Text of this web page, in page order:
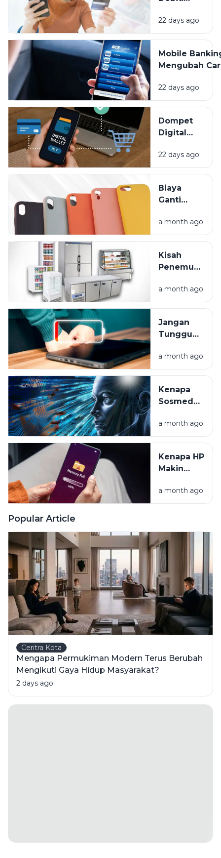
untuk
Tagihan,
Jangan
Sampai
Dipantau
22 days ago
Mobile
Mengubah
Uang, Apa Saja
22 days ago
Dompet
Digital
Hidup
Lebih
Tapi Kok
Saldo
Habis?
22 days ago
Biaya
Ganti
Mahal?
Lindungi
Anda
Sejak Hari
a month ago
Kisah
Penemuan
Dari Es
Balok
Frozen
Food
a month ago
Jangan
Tunggu
Ini Cara
Rawat
Laptop
Anda
a month ago
Kenapa
Sosmed
yang Kita
Mau? Intip
Algoritma
a month ago
Kenapa HP
Makin
Makin
Lemot?
Alasannya
a month ago
Popular Article
Ceritra Kota
Mengapa Permukiman Modern Terus Berubah
Mengikuti Gaya Hidup Masyarakat?
2 days ago